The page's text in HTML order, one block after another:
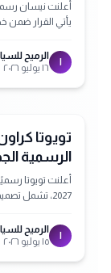
والهجينة.
ا
الرميح
١٦ يوليو ٢٠٢٦
الرسمية
أعلنت تويوتا
2027، تشمل
تغيير السرعة،
ا
الرميح
١٥ يوليو ٢٠٢٦